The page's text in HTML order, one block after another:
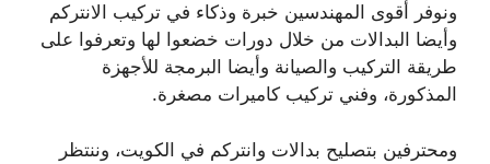
ونوفر أقوى المهندسين خبرة وذكاء في تركيب الانتركم
وأيضا البدالات من خلال دورات خضعوا لها وتعرفوا على
طريقة التركيب والصيانة وأيضا البرمجة للأجهزة
المذكورة، وفني تركيب كاميرات مصغرة.
ومحترفين بتصليح بدالات وانتركم في الكويت، وننتظر